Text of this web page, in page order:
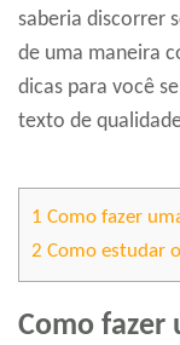
saberia discorrer
de uma maneira
dicas para você
texto de
1 Como fazer
2 Como estudar
Como fazer